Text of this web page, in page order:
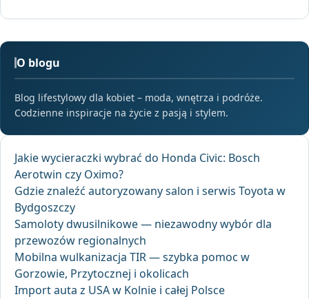
O blogu
Blog lifestylowy dla kobiet – moda, wnętrza i podróże.
Codzienne inspiracje na życie z pasją i stylem.
Jakie wycieraczki wybrać do Honda Civic: Bosch
Aerotwin czy Oximo?
Gdzie znaleźć autoryzowany salon i serwis Toyota w
Bydgoszczy
Samoloty dwusilnikowe — niezawodny wybór dla
przewozów regionalnych
Mobilna wulkanizacja TIR — szybka pomoc w
Gorzowie, Przytocznej i okolicach
Import auta z USA w Kolnie i całej Polsce